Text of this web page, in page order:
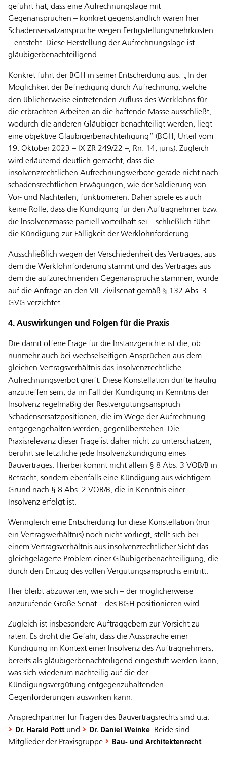
geführt hat, dass eine Aufrechnungslage mit
Gegenansprüchen – konkret gegenständlich waren hier
Schadensersatzansprüche wegen Fertigstellungsmehrkosten
– entsteht. Diese Herstellung der Aufrechnungslage ist
gläubigerbenachteiligend.
Konkret führt der BGH in seiner Entscheidung aus: „In der
Möglichkeit der Befriedigung durch Aufrechnung, welche
den üblicherweise eintretenden Zufluss des Werklohns für
die erbrachten Arbeiten an die haftende Masse ausschließt,
wodurch die anderen Gläubiger benachteiligt werden, liegt
eine objektive Gläubigerbenachteiligung“ (BGH, Urteil vom
19. Oktober 2023 – IX ZR 249/22 –, Rn. 14, juris). Zugleich
wird erläuternd deutlich gemacht, dass die
insolvenzrechtlichen Aufrechnungsverbote gerade nicht nach
schadensrechtlichen Erwägungen, wie der Saldierung von
Vor- und Nachteilen, funktionieren. Daher spiele es auch
keine Rolle, dass die Kündigung für den Auftragnehmer bzw.
die Insolvenzmasse partiell vorteilhaft sei – schließlich führt
die Kündigung zur Fälligkeit der Werklohnforderung.
Ausschließlich wegen der Verschiedenheit des Vertrages, aus
dem die Werklohnforderung stammt und des Vertrages aus
dem die aufzurechnenden Gegenansprüche stammen, wurde
auf die Anfrage an den VII. Zivilsenat gemäß § 132 Abs. 3
GVG verzichtet.
4. Auswirkungen und Folgen für die Praxis
Die damit offene Frage für die Instanzgerichte ist die, ob
nunmehr auch bei wechselseitigen Ansprüchen aus dem
gleichen Vertragsverhältnis das insolvenzrechtliche
Aufrechnungsverbot greift. Diese Konstellation dürfte häufig
anzutreffen sein, da im Fall der Kündigung in Kenntnis der
Insolvenz regelmäßig der Restvergütungsanspruch
Schadensersatzpositionen, die im Wege der Aufrechnung
entgegengehalten werden, gegenüberstehen. Die
Praxisrelevanz dieser Frage ist daher nicht zu unterschätzen,
berührt sie letztliche jede Insolvenzkündigung eines
Bauvertrages. Hierbei kommt nicht allein § 8 Abs. 3 VOB/B in
Betracht, sondern ebenfalls eine Kündigung aus wichtigem
Grund nach § 8 Abs. 2 VOB/B, die in Kenntnis einer
Insolvenz erfolgt ist.
Wenngleich eine Entscheidung für diese Konstellation (nur
ein Vertragsverhältnis) noch nicht vorliegt, stellt sich bei
einem Vertragsverhältnis aus insolvenzrechtlicher Sicht das
gleichgelagerte Problem einer Gläubigerbenachteiligung, die
durch den Entzug des vollen Vergütungsanspruchs eintritt.
Hier bleibt abzuwarten, wie sich – der möglicherweise
anzurufende Große Senat – des BGH positionieren wird.
Zugleich ist insbesondere Auftraggebern zur Vorsicht zu
raten. Es droht die Gefahr, dass die Aussprache einer
Kündigung im Kontext einer Insolvenz des Auftragnehmers,
bereits als gläubigerbenachteiligend eingestuft werden kann,
was sich wiederum nachteilig auf die der
Kündigungsvergütung entgegenzuhaltenden
Gegenforderungen auswirken kann.
Ansprechpartner für Fragen des Bauvertragsrechts sind u.a.
Dr. Harald Pottund Dr. Daniel Weinke. Beide sind
Mitglieder der Praxisgruppe
Bau- und Architektenrecht.